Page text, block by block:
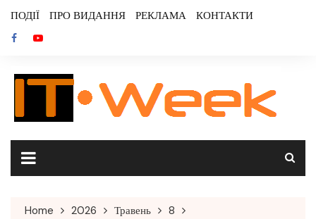
content
ПОДІЇ ПРО ВИДАННЯ РЕКЛАМА КОНТАКТИ
Home 2026 Травень
8